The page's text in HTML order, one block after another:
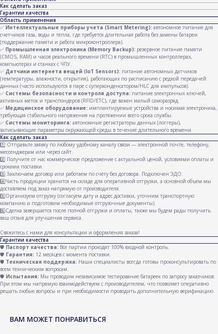
Как сделать заказ
Гарантии качества
Область применения
✅ Интеллектуальные приборы учета (Smart Metering): автономное питание для
счетчиков газа, воды и тепла, где требуется длительная работа без замены батареи
(поддержание памяти и работа микроконтроллера).
✅ Промышленная электроника (Memory Backup): резервное питание памяти
(CMOS, RAM) и часов реального времени (RTC) в промышленных контроллерах,
компьютерах и станках с ЧПУ.
✅ Датчики интернета вещей (IoT Sensors): питание автономных датчиков
(температуры, влажности, открытия), работающих по расписанию с редкой передачей
данных (часто используются в паре с суперконденсатором/HLC для импульсов).
✅ Системы безопасности и контроля доступа: питание электронных ключей,
активных меток и транспондеров (RFID/ETC), где важен малый саморазряд.
✅ Медицинское оборудование: имплантируемые устройства и носимая электроника,
требующая стабильного напряжения на протяжении всего срока службы.
✅ Системы мониторинга: автономные регистраторы данных (логгеры),
записывающие параметры окружающей среды в течение длительного времени.
Как сделать заказ
1️⃣ Отправьте заявку по любому удобному каналу связи — электронной почте, телефону,
мессенджерам или через сайт.
2️⃣ Получите от нас коммерческое предложение с актуальной ценой, условиями оплаты и
сроками поставки.
3️⃣ Заключаем договор или работаем по счёту без договора. Подключен ЭДО.
4️⃣Часть продукции хранится на складе для оперативной отгрузки, а основной объём мы
доставляем под заказ напрямую от производителя.
5️⃣Организуем отгрузку (согласуем дату и адрес доставки, уточним транспортную
компанию и подготовим необходимые отгрузочные документы).
6️⃣Сделка завершается после полной отгрузки и оплаты, также мы будем рады получить
ваш отзыв для улучшения сервиса.
Свяжитесь с нами для консультации и оформления заказа!
Гарантии качества
🛡️ Паспорт качества: Все партии проходят 100% входной контроль.
🛡️ Гарантия: 12 месяцев с момента поставки.
🛡️ Техническая поддержка: Наши специалисты всегда готовы проконсультировать по
всем техническим вопросам.
🛡️ Испытания: Мы проводим независимое тестирование батареек по запросу заказчиков.
При этом мы напрямую взаимодействуем с производителем, что позволяет оперативно
решать любые вопросы и при необходимости проводить дополнительную верификацию.
ВАМ МОЖЕТ ПОНРАВИТЬСЯ
CELLS TRADE
ООО «Селлз Трейд»